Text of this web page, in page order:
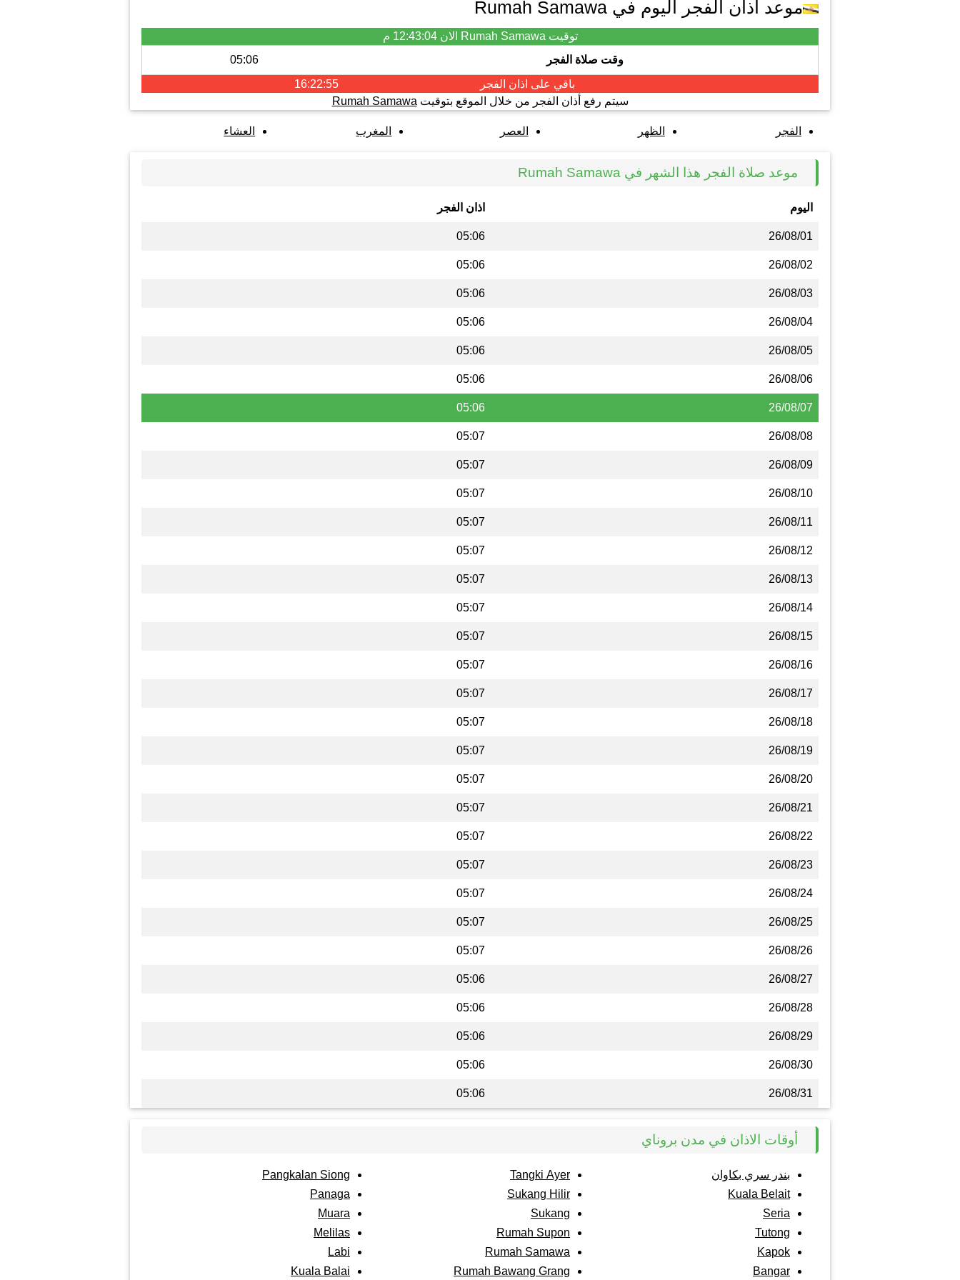
موعد اذان الفجر اليوم في Rumah Samawa
توقيت Rumah Samawa الان
12:43:04 م
وقت صلاة الفجر
05:06
باقي على اذان الفجر
16:22:54
سيتم رفع أذان الفجر من خلال الموقع بتوقيت Rumah Samawa
الفجر الظهر العصر المغرب العشاء
موعد صلاة الفجر هذا الشهر في Rumah Samawa
اليوم اذان الفجر
26/08/01
05:06
26/08/02
05:06
26/08/03
05:06
26/08/04
05:06
26/08/05
05:06
26/08/06
05:06
26/08/07
05:06
26/08/08
05:07
26/08/09
05:07
26/08/10
05:07
26/08/11
05:07
26/08/12
05:07
26/08/13
05:07
26/08/14
05:07
26/08/15
05:07
26/08/16
05:07
26/08/17
05:07
26/08/18
05:07
26/08/19
05:07
26/08/20
05:07
26/08/21
05:07
26/08/22
05:07
26/08/23
05:07
26/08/24
05:07
26/08/25
05:07
26/08/26
05:07
26/08/27
05:06
26/08/28
05:06
26/08/29
05:06
26/08/30
05:06
26/08/31
05:06
أوقات الاذان في مدن بروناي
بندر سري بكاوان
Kuala Belait
Seria
Tutong
Kapok
Bangar
Tangki Ayer
Sukang Hilir
Sukang
Rumah Supon
Rumah Samawa
Rumah Bawang Grang
Pangkalan Siong
Panaga
Muara
Melilas
Labi
Kuala Balai